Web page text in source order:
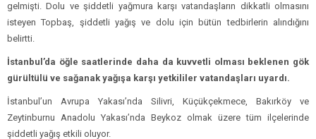
gelmişti. Dolu ve şiddetli yağmura karşı vatandaşların dikkatli olmasını
isteyen Topbaş, şiddetli yağış ve dolu için bütün tedbirlerin alındığını
belirtti.
İstanbul’da öğle saatlerinde daha da kuvvetli olması beklenen gök
gürültülü ve sağanak yağışa karşı yetkililer vatandaşları uyardı.
İstanbul’un Avrupa Yakası’nda Silivri, Küçükçekmece, Bakırköy ve
Zeytinburnu Anadolu Yakası’nda Beykoz olmak üzere tüm ilçelerinde
şiddetli yağış etkili oluyor.